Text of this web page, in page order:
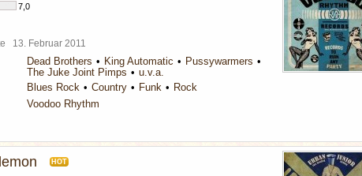
7,0
13. Februar 2011
Dead Brothers King Automatic
Pussywarmers
The Juke Joint Pimps
u.v.a.
Blues Rock Country Funk
Rock
Voodoo Rhythm
HOT